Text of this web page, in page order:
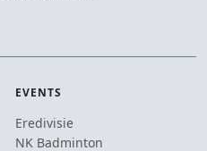
EVENTS
Eredivisie
NK Badminton